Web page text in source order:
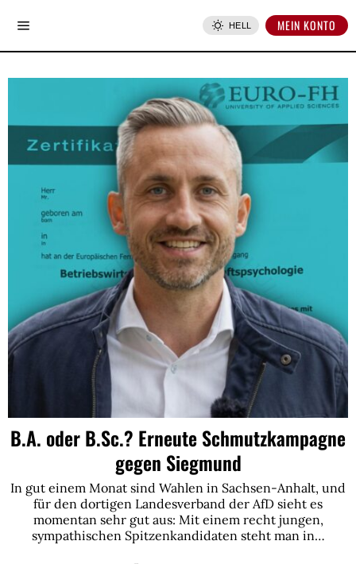
HELL MEIN KONTO
B.A. oder B.Sc.? Erneute Schmutzkampagne
gegen Siegmund
In gut einem Monat sind Wahlen in Sachsen-Anhalt, und
für den dortigen Landesverband der AfD sieht es
momentan sehr gut aus: Mit einem recht jungen,
sympathischen Spitzenkandidaten steht man in…